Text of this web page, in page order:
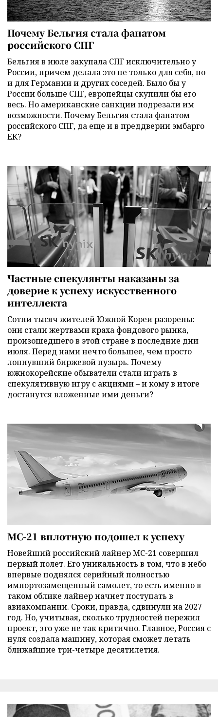
Почему Бельгия стала фанатом
российского СПГ
Бельгия в июле закупала СПГ исключительно у
России, причем делала это не только для себя, но
и для Германии и других соседей. Было бы у
России больше СПГ, европейцы скупили бы его
весь. Но американские санкции подрезали им
возможности. Почему Бельгия стала фанатом
российского СПГ, да еще и в преддверии эмбарго
ЕК?
Частные спекулянты наказаны за
доверие к успеху искусственного
интеллекта
Сотни тысяч жителей Южной Кореи разорены:
они стали жертвами краха фондового рынка,
произошедшего в этой стране в последние дни
июля. Перед нами нечто большее, чем просто
лопнувший биржевой пузырь. Почему
южнокорейские обыватели стали играть в
спекулятивную игру с акциями – и кому в итоге
достанутся вложенные ими деньги?
МС-21 вплотную подошел к успеху
Новейший российский лайнер МС-21 совершил
первый полет. Его уникальность в том, что в небо
впервые поднялся серийный полностью
импортозамещенный самолет, то есть именно в
таком облике лайнер начнет поступать в
авиакомпании. Сроки, правда, сдвинули на 2027
год. Но, учитывая, сколько трудностей пережил
проект, это уже не так критично. Главное, Россия с
нуля создала машину, которая сможет летать
ближайшие три-четыре десятилетия.